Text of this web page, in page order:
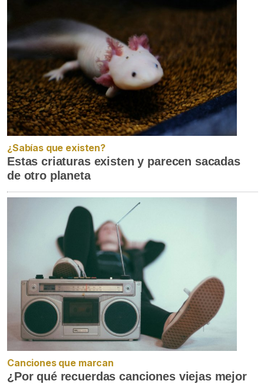
¿Sabías que existen?
Estas criaturas existen y parecen sacadas
de otro planeta
Canciones que marcan
¿Por qué recuerdas canciones viejas mejor